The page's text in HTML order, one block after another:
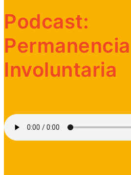
Podcast:
Permanencia
Involuntaria